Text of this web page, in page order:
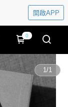
開啟APP
0
1/1